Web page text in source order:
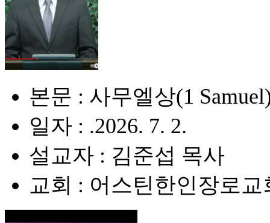
본문 : 사무엘상(1
일자 : .2026. 7. 2.
설교자 : 김준섭 목사
교회 : 어스틴한인장로교